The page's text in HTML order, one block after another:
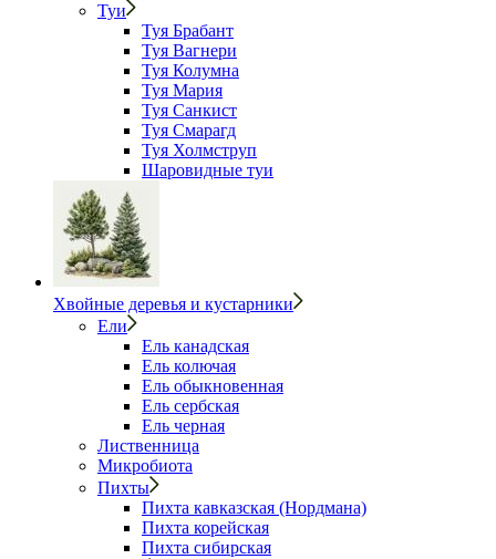
Туи
Туя Брабант
Туя Вагнери
Туя Колумна
Туя Мария
Туя Санкист
Туя Смарагд
Туя Холмструп
Шаровидные туи
Хвойные деревья и кустарники
Ели
Ель канадская
Ель колючая
Ель обыкновенная
Ель сербская
Ель черная
Лиственница
Микробиота
Пихты
Пихта кавказская (Нордмана)
Пихта корейская
Пихта сибирская